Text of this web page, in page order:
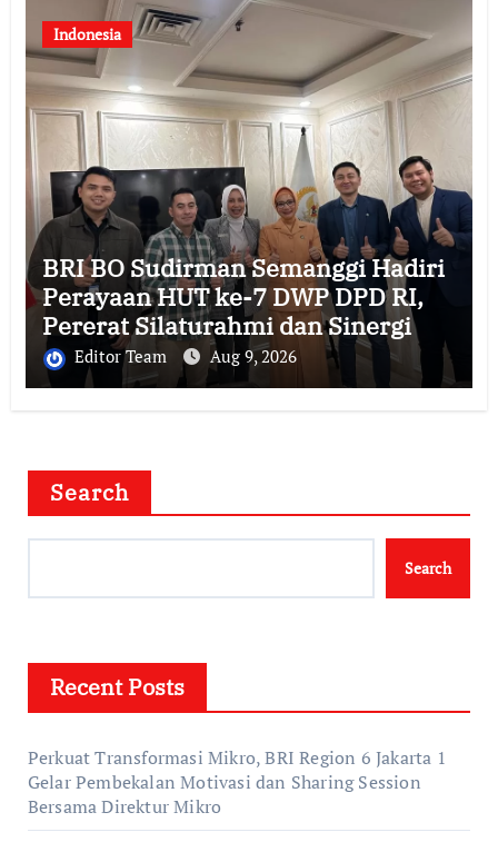
Indonesia
BRI BO Sudirman Semanggi Hadiri
Perayaan HUT ke-7 DWP DPD RI,
Pererat Silaturahmi dan Sinergi
Editor Team Aug 9, 2026
Search
Search
Recent Posts
Perkuat Transformasi Mikro, BRI Region 6 Jakarta 1
Gelar Pembekalan Motivasi dan Sharing Session
Bersama Direktur Mikro